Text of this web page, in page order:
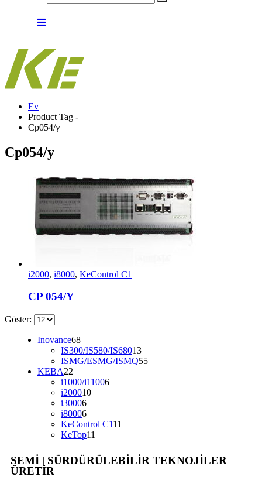
Ev
Product Tag -
Cp054/y
Cp054/y
i2000, i8000, KeControl C1
CP 054/Y
Göster:
Inovance68
IS300/IS580/IS68013
ISMG/ESMG/ISMQ55
KEBA22
i1000/i11006
i200010
i30006
i80006
KeControl C111
KeTop11
SEMİ | SÜRDÜRÜLEBİLİR TEKNOJİLER
ÜRETİR